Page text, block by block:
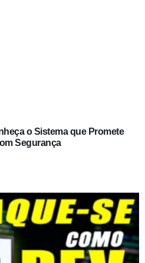
o Sistema que Promete
Segurança